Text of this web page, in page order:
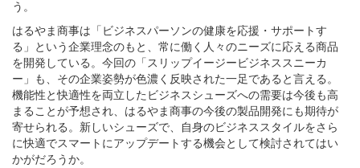
う。
はるやま商事は「ビジネスパーソンの健康を応援・サポートす
る」という企業理念のもと、常に働く人々のニーズに応える商品
を開発している。今回の「スリップイージービジネススニーカ
ー」も、その企業姿勢が色濃く反映された一足であると言える。
機能性と快適性を両立したビジネスシューズへの需要は今後も高
まることが予想され、はるやま商事の今後の製品開発にも期待が
寄せられる。新しいシューズで、自身のビジネススタイルをさら
に快適でスマートにアップデートする機会として検討されてはい
かがだろうか。